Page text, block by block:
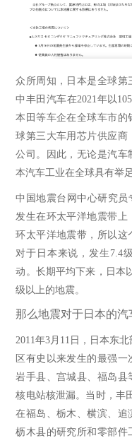
众所周知，日本是全球第
中丰田汽车在2021年以
本田等车企在全球车市的
球第三大车用芯片供应商
公司。因此，无论是汽车
本汽车工业在全球具有举
中国地震台网中心研究
发生在环太平洋地震带
环太平洋地震带，所以这
对于日本来说，发生7.4
动。长期平均下来，日本
级以上的地震。
那么地震对于日本的汽
2011年3月11日，日本东
区有史以来发生的最强
岩手县、宫城县、福岛县
核电站核泄漏。当时，丰
在福岛、栃木、横滨、追
枥木县的研究所和零部件